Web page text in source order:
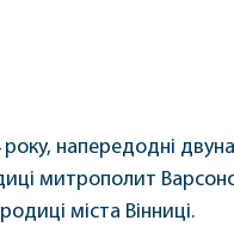
напередодні
митрополит
міста Вінниці.